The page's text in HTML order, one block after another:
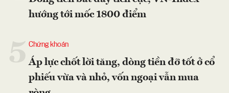
hướng tới mốc 1800 điểm
Chứng khoán
Áp lực chốt lời tăng, dòng tiền đỡ tốt ở cổ
phiếu vừa và nhỏ, vốn ngoại vẫn mua